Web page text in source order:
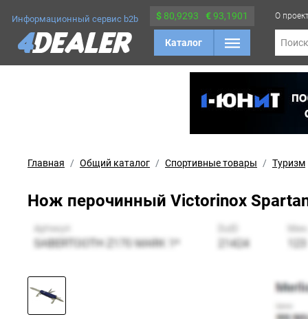
Информационный сервис b2b $ 80,9293 €93,1901
Каталог
О
Поиск
Главная Общий каталог Спортивные товары Туризм
Нож перочинный Victorinox